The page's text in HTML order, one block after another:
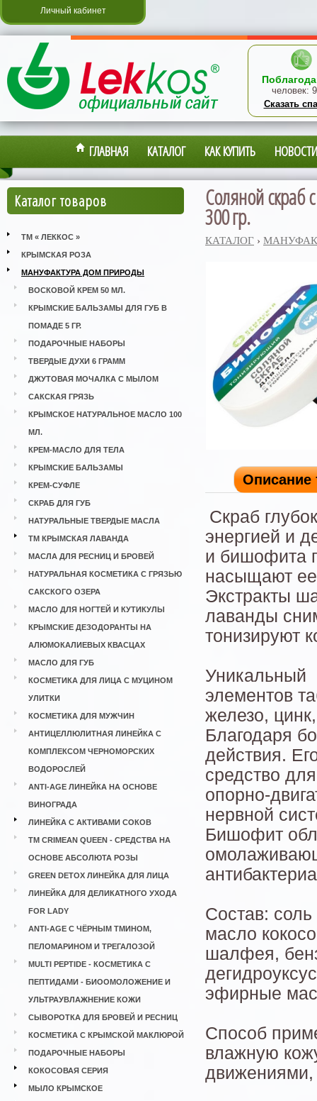
Личный кабинет
человек:
Сказать
ГЛАВНАЯ КАТАЛОГ КАК КУПИТЬ НОВОСТИ
Каталог товаров
ТМ « ЛЕККОС »
КРЫМСКАЯ РОЗА
МАНУФАКТУРА ДОМ ПРИРОДЫ
ВОСКОВОЙ КРЕМ 50 МЛ.
КРЫМСКИЕ БАЛЬЗАМЫ ДЛЯ ГУБ В
ПОМАДЕ 5 ГР.
ПОДАРОЧНЫЕ НАБОРЫ
ТВЕРДЫЕ ДУХИ 6 ГРАММ
ДЖУТОВАЯ МОЧАЛКА С МЫЛОМ
САКСКАЯ ГРЯЗЬ
КРЫМСКОЕ НАТУРАЛЬНОЕ МАСЛО 100
МЛ.
КРЕМ-МАСЛО ДЛЯ ТЕЛА
КРЫМСКИЕ БАЛЬЗАМЫ
КРЕМ-СУФЛЕ
СКРАБ ДЛЯ ГУБ
НАТУРАЛЬНЫЕ ТВЕРДЫЕ МАСЛА
ТМ КРЫМСКАЯ ЛАВАНДА
МАСЛА ДЛЯ РЕСНИЦ И БРОВЕЙ
НАТУРАЛЬНАЯ КОСМЕТИКА С ГРЯЗЬЮ
САКСКОГО ОЗЕРА
МАСЛО ДЛЯ НОГТЕЙ И КУТИКУЛЫ
КРЫМСКИЕ ДЕЗОДОРАНТЫ НА
АЛЮМОКАЛИЕВЫХ КВАСЦАХ
МАСЛО ДЛЯ ГУБ
КОСМЕТИКА ДЛЯ ЛИЦА С МУЦИНОМ
УЛИТКИ
КОСМЕТИКА ДЛЯ МУЖЧИН
АНТИЦЕЛЛЮЛИТНАЯ ЛИНЕЙКА С
КОМПЛЕКСОМ ЧЕРНОМОРСКИХ
ВОДОРОСЛЕЙ
ANTI-AGE ЛИНЕЙКА НА ОСНОВЕ
ВИНОГРАДА
ЛИНЕЙКА С АКТИВАМИ СОКОВ
ТМ CRIMEAN QUEEN - СРЕДСТВА НА
ОСНОВЕ АБСОЛЮТА РОЗЫ
GREEN DETOX ЛИНЕЙКА ДЛЯ ЛИЦА
ЛИНЕЙКА ДЛЯ ДЕЛИКАТНОГО УХОДА
FOR LADY
ANTI-AGE С ЧЁРНЫМ ТМИНОМ,
ПЕЛОМАРИНОМ И ТРЕГАЛОЗОЙ
MULTI PEPTIDE - КОСМЕТИКА С
ПЕПТИДАМИ - БИООМОЛОЖЕНИЕ И
УЛЬТРАУВЛАЖНЕНИЕ КОЖИ
СЫВОРОТКА ДЛЯ БРОВЕЙ И РЕСНИЦ
КОСМЕТИКА С КРЫМСКОЙ МАКЛЮРОЙ
ПОДАРОЧНЫЕ НАБОРЫ
КОКОСОВАЯ СЕРИЯ
МЫЛО КРЫМСКОЕ
Соляной
300 гр.
КАТАЛОГ ›
Описание
Скраб
энергией и
и бишофита
насыщают
Экстракты
лаванды
тонизируют
Уникальный
элементов
железо,
Благодаря
действия.
средство
опорно-
нервной
Бишофит
Состав:
масло
шалфея,
эфирные
Способ
влажную
движениями,